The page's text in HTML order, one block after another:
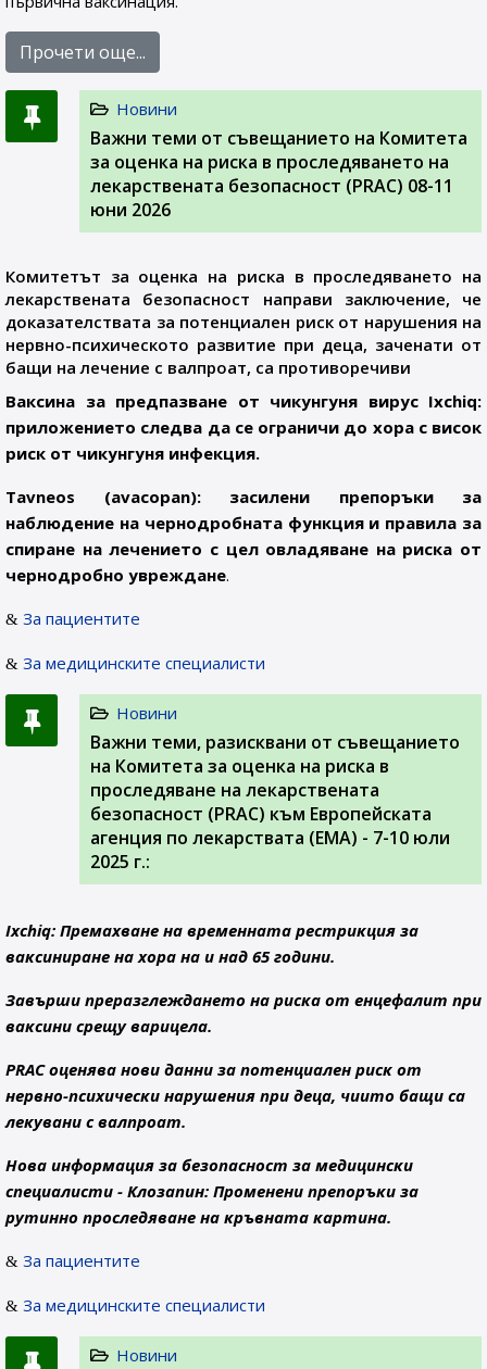
Прочети още...
Новини
Важни теми от съвещанието на Комитета
за оценка на риска в проследяването на
лекарствената безопасност (PRAC) 08-11
юни 2026
Комитетът за оценка на риска в проследяването на
лекарствената безопасност направи заключение, че
доказателствата за потенциален риск от нарушения на
нервно-психическото развитие при деца, заченати от
бащи на лечение с валпроат, са противоречиви
Ваксина за предпазване от чикунгуня вирус Ixchiq:
приложението следва да се ограничи до хора с висок
риск от чикунгуня инфекция.
Tavneos (avacopan): засилени препоръки за
наблюдение на чернодробната функция и правила за
спиране на лечението с цел овладяване на риска от
чернодробно увреждане.
За пациентите
За медицинските специалисти
Новини
Важни теми, разисквани от съвещанието
на Комитета за оценка на риска в
проследяване на лекарствената
безопасност (PRAC) към Европейската
агенция по лекарствата (ЕМА) - 7-10 юли
2025 г.:
Ixchiq: Премахване на временната рестрикция за
ваксиниране на хора на и над 65 години.
Завърши преразглеждането на риска от енцефалит при
ваксини срещу варицела.
PRAC оценява нови данни за потенциален риск от
нервно-психически нарушения при деца, чиито бащи са
лекувани с валпроат.
Нова информация за безопасност за медицински
специалисти - Клозапин: Променени препоръки за
рутинно проследяване на кръвната картина.
За пациентите
За медицинските специалисти
Новини